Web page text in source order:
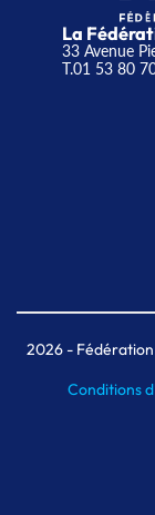
La
33 Avenue
T.01 53 80
2026- Fédération
Conditions